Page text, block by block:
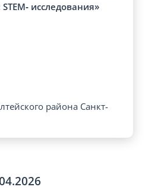
исследования»
района Санкт-